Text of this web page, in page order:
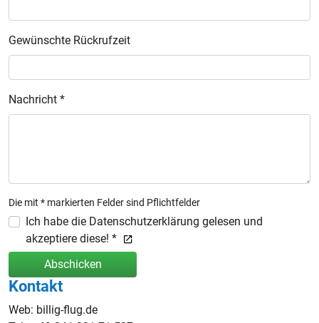
Gewünschte Rückrufzeit
Nachricht *
Die mit * markierten Felder sind Pflichtfelder
Ich habe die Datenschutzerklärung gelesen und
akzeptiere diese! *
Abschicken
Kontakt
Web: billig-flug.de